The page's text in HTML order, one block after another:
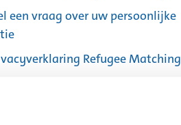
een vraag over uw persoonlijke
(Externe
Refugee Matching